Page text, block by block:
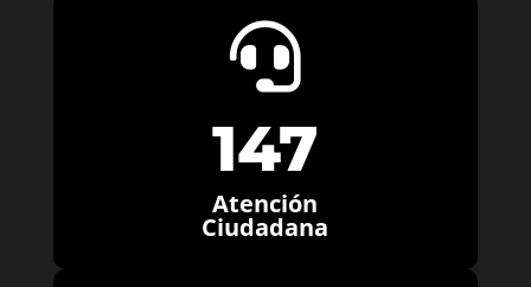

147
Atención
Ciudadana